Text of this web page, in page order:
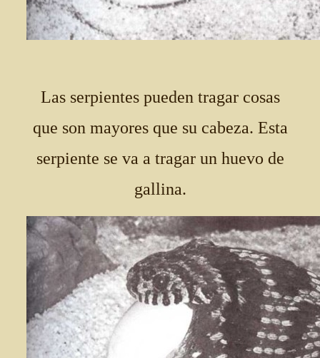
Las serpientes pueden tragar cosas
que son mayores que su cabeza. Esta
serpiente se va a tragar un huevo de
gallina.